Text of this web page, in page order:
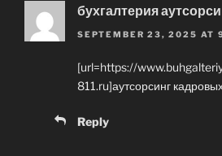
бухгалтерия
SEPTEMBER 23, 2025 AT
[url=https://
811.ru]аутсорсинг
Reply